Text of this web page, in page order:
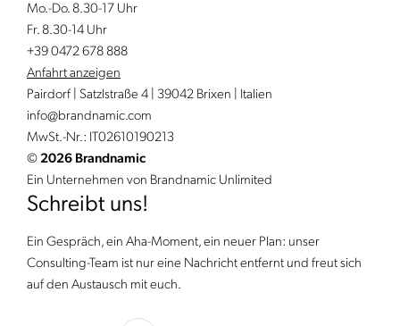
Mo.-Do. 8.30-17 Uhr
Fr. 8.30-14 Uhr
+39 0472 678 888
Anfahrt anzeigen
Pairdorf | Satzlstraße 4 | 39042 Brixen | Italien
info@brandnamic.com
MwSt.-Nr.: IT02610190213
© 2026 Brandnamic
Ein Unternehmen von Brandnamic Unlimited
Schreibt uns!
Ein Gespräch, ein Aha-Moment, ein neuer Plan: unser
Consulting-Team ist nur eine Nachricht entfernt und freut sich
auf den Austausch mit euch.